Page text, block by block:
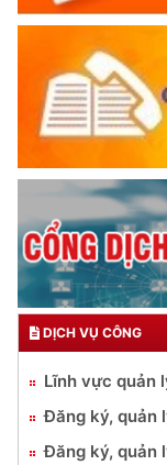
DỊCH VỤ CÔNG
Lĩnh vực quản
Đăng ký, quản
Đăng ký, quản